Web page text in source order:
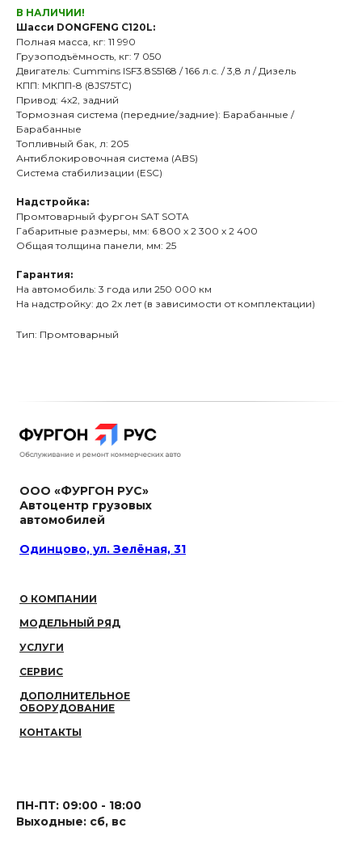
В НАЛИЧИИ!
Шасси DONGFENG C120L:
Полная масса, кг: 11 990
Грузоподъёмность, кг: 7 050
Двигатель: Cummins ISF3.8S5168 / 166 л.с. / 3,8 л / Дизель
КПП: МКПП-8 (8JS75TC)
Привод: 4х2, задний
Тормозная система (передние/задние): Барабанные /
Барабанные
Топливный бак, л: 205
Антиблокировочная система (ABS)
Система стабилизации (ESC)
Надстройка:
Промтоварный фургон SAT SOTA
Габаритные размеры, мм: 6 800 х 2 300 х 2 400
Общая толщина панели, мм: 25
Гарантия:
На автомобиль: 3 года или 250 000 км
На надстройку: до 2х лет (в зависимости от комплектации)
Тип: Промтоварный
ООО «ФУРГОН РУС»
Автоцентр грузовых
автомобилей
Одинцово, ул. Зелёная, 31
О КОМПАНИИ
МОДЕЛЬНЫЙ РЯД
УСЛУГИ
СЕРВИС
ДОПОЛНИТЕЛЬНОЕ
ОБОРУДОВАНИЕ
КОНТАКТЫ
ПН-ПТ: 09:00 - 18:00
Выходные: сб, вс